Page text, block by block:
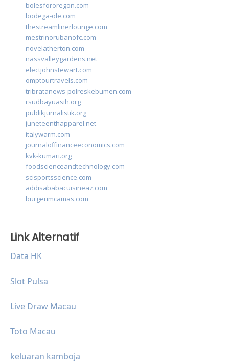
bolesfororegon.com
bodega-ole.com
thestreamlinerlounge.com
mestrinorubanofc.com
novelatherton.com
nassvalleygardens.net
electjohnstewart.com
omptourtravels.com
tribratanews-polreskebumen.com
rsudbayuasih.org
publikjurnalistik.org
juneteenthapparel.net
italywarm.com
journaloffinanceeconomics.com
kvk-kumari.org
foodscienceandtechnology.com
scisportsscience.com
addisababacuisineaz.com
burgerimcamas.com
Link Alternatif
Data HK
Slot Pulsa
Live Draw Macau
Toto Macau
keluaran kamboja